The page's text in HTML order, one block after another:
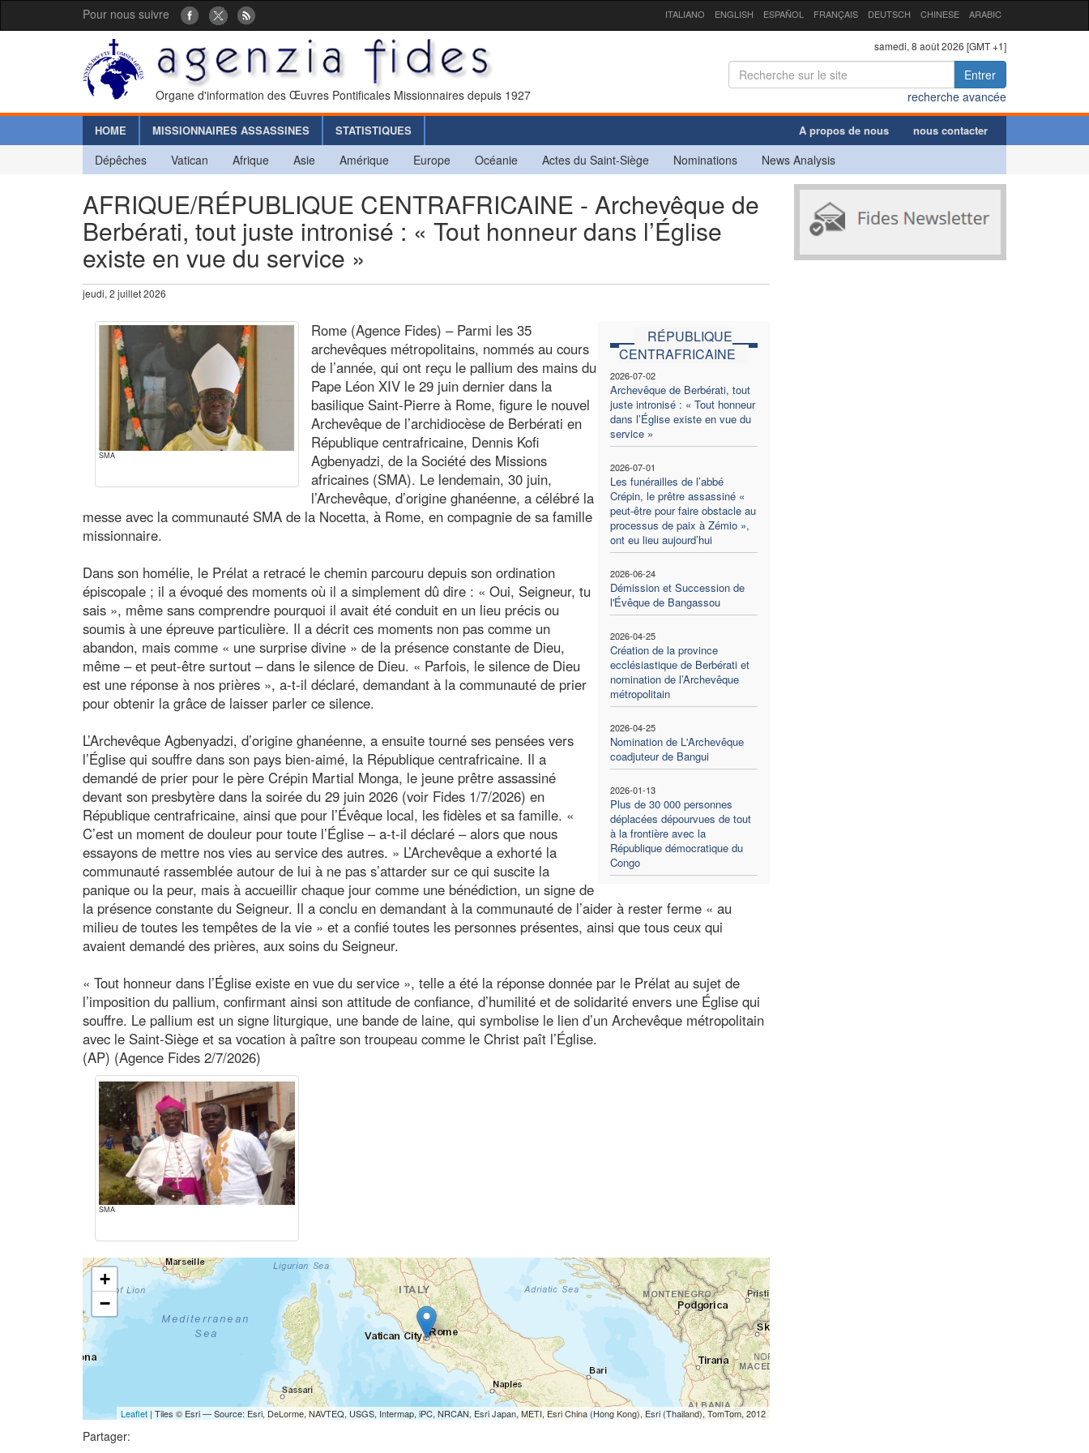
Pour nous suivre ITALIANO ENGLISH ESPAÑOL FRANÇAIS DEUTSCH CHINESE ARABIC
Organe d'information des Œuvres Pontificales Missionnaires depuis 1927
samedi, 8 août 2026 [GMT +1]
Entrer
recherche avancée
HOME MISSIONNAIRES ASSASSINES STATISTIQUES A propos de nous nous contacter
Dépêches Vatican Afrique Asie Amérique Europe Océanie Actes du Saint-Siège Nominations News Analysis
AFRIQUE/RÉPUBLIQUE CENTRAFRICAINE - Archevêque de
Berbérati, tout juste intronisé : « Tout honneur dans l’Église
existe en vue du service »
jeudi, 2 juillet 2026
SMA
RÉPUBLIQUE
CENTRAFRICAINE
2026-07-02
Archevêque de Berbérati, tout
juste intronisé : « Tout honneur
dans l’Église existe en vue du
service »
2026-07-01
Les funérailles de l’abbé
Crépin, le prêtre assassiné «
peut-être pour faire obstacle au
processus de paix à Zémio »,
ont eu lieu aujourd’hui
2026-06-24
Démission et Succession de
l'Évêque de Bangassou
2026-04-25
Création de la province
ecclésiastique de Berbérati et
nomination de l’Archevêque
métropolitain
2026-04-25
Nomination de L'Archevêque
coadjuteur de Bangui
2026-01-13
Plus de 30 000 personnes
déplacées dépourvues de tout
à la frontière avec la
République démocratique du
Congo
Rome (Agence Fides) – Parmi les 35
archevêques métropolitains, nommés au cours
de l’année, qui ont reçu le pallium des mains du
Pape Léon XIV le 29 juin dernier dans la
basilique Saint-Pierre à Rome, figure le nouvel
Archevêque de l’archidiocèse de Berbérati en
République centrafricaine, Dennis Kofi
Agbenyadzi, de la Société des Missions
africaines (SMA). Le lendemain, 30 juin,
l’Archevêque, d’origine ghanéenne, a célébré la
messe avec la communauté SMA de la Nocetta, à Rome, en compagnie de sa famille
missionnaire.
Dans son homélie, le Prélat a retracé le chemin parcouru depuis son ordination
épiscopale ; il a évoqué des moments où il a simplement dû dire : « Oui, Seigneur, tu
sais », même sans comprendre pourquoi il avait été conduit en un lieu précis ou
soumis à une épreuve particulière. Il a décrit ces moments non pas comme un
abandon, mais comme « une surprise divine » de la présence constante de Dieu,
même – et peut-être surtout – dans le silence de Dieu. « Parfois, le silence de Dieu
est une réponse à nos prières », a-t-il déclaré, demandant à la communauté de prier
pour obtenir la grâce de laisser parler ce silence.
L’Archevêque Agbenyadzi, d’origine ghanéenne, a ensuite tourné ses pensées vers
l’Église qui souffre dans son pays bien-aimé, la République centrafricaine. Il a
demandé de prier pour le père Crépin Martial Monga, le jeune prêtre assassiné
devant son presbytère dans la soirée du 29 juin 2026 (voir Fides 1/7/2026) en
République centrafricaine, ainsi que pour l’Évêque local, les fidèles et sa famille. «
C’est un moment de douleur pour toute l’Église – a-t-il déclaré – alors que nous
essayons de mettre nos vies au service des autres. » L’Archevêque a exhorté la
communauté rassemblée autour de lui à ne pas s’attarder sur ce qui suscite la
panique ou la peur, mais à accueillir chaque jour comme une bénédiction, un signe de
la présence constante du Seigneur. Il a conclu en demandant à la communauté de l’aider à rester ferme « au
milieu de toutes les tempêtes de la vie » et a confié toutes les personnes présentes, ainsi que tous ceux qui
avaient demandé des prières, aux soins du Seigneur.
« Tout honneur dans l’Église existe en vue du service », telle a été la réponse donnée par le Prélat au sujet de
l’imposition du pallium, confirmant ainsi son attitude de confiance, d’humilité et de solidarité envers une Église qui
souffre. Le pallium est un signe liturgique, une bande de laine, qui symbolise le lien d’un Archevêque métropolitain
avec le Saint-Siège et sa vocation à paître son troupeau comme le Christ paît l’Église.
(AP) (Agence Fides 2/7/2026)
SMA
+
−
Leaflet| Tiles © Esri — Source: Esri, DeLorme, NAVTEQ, USGS, Intermap, iPC, NRCAN, Esri Japan, METI, Esri China (Hong Kong), Esri (Thailand), TomTom, 2012
Partager: